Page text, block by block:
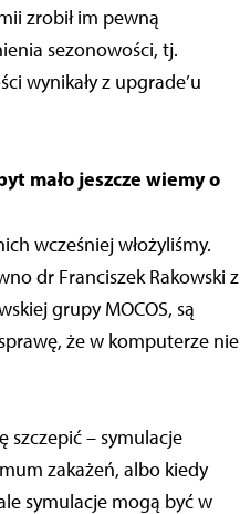
zrobił im pewną
sezonowości, tj.
wynikały z upgrade’u
mało jeszcze wiemy o
wcześniej włożyliśmy.
dr Franciszek Rakowski z
grupy MOCOS, są
że w komputerze nie
szczepić – symulacje
zakażeń, albo kiedy
symulacje mogą być w